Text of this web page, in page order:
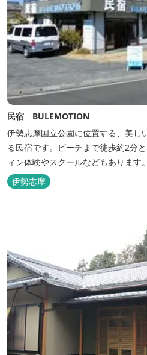
民宿 BULEMOTION
伊勢志摩国立公園に位置する、美し
る民宿です。ビーチまで徒歩約2分
ィン体験やスクールなどもあります。
伊勢志摩